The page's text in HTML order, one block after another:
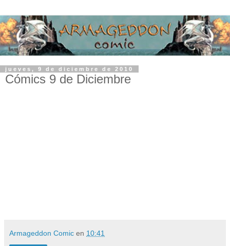
jueves, 9 de diciembre de 2010
Cómics 9 de Diciembre
Armageddon Comic en 10:41